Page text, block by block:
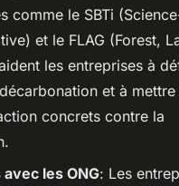
comme le SBTi
et le FLAG (Forest,
les entreprises à
et à mettre
concrets contre la
les ONG: Les